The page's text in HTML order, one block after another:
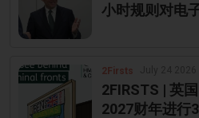
小时规则对电
2Firsts
2FIRSTS | 英
2027财年进行